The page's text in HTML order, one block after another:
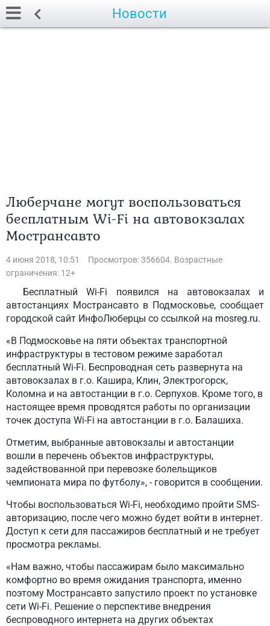
Новости
Люберчане могут воспользоваться
бесплатным Wi-Fi на автовокзалах
Мострансавто
4 июня 2018, 10:51
Просмотров: 356604. Возрастные
ограничения: 12+
Бесплатный Wi-Fi появился на автовокзалах и
автостанциях Мострансавто в Подмосковье, сообщает
городской сайт ИнфоЛюберцы со ссылкой на mosreg.ru.
«В Подмосковье на пяти объектах транспортной
инфраструктуры в тестовом режиме заработал
бесплатный Wi-Fi. Беспроводная сеть развернута на
автовокзалах в г.о. Кашира, Клин, Электрогорск,
Коломна и на автостанции в г.о. Серпухов. Кроме того, в
настоящее время проводятся работы по организации
точек доступа Wi-Fi на автостанции в г.о. Балашиха.
Отметим, выбранные автовокзалы и автостанции
вошли в перечень объектов инфраструктуры,
задействованной при перевозке болельщиков
чемпионата мира по футболу», - говорится в сообщении.
Чтобы воспользоваться Wi-Fi, необходимо пройти SMS-
авторизацию, после чего можно будет войти в интернет.
Доступ к сети для пассажиров бесплатный и не требует
просмотра рекламы.
«Нам важно, чтобы пассажирам было максимально
комфортно во время ожидания транспорта, именно
поэтому Мострансавто запустило проект по установке
сети Wi-Fi. Решение о перспективе внедрения
беспроводного интернета на других объектах